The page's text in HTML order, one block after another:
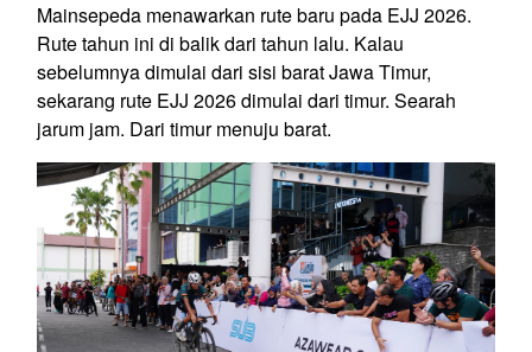
Mainsepeda menawarkan rute baru pada EJJ 2026.
Rute tahun ini di balik dari tahun lalu. Kalau
sebelumnya dimulai dari sisi barat Jawa Timur,
sekarang rute EJJ 2026 dimulai dari timur. Searah
jarum jam. Dari timur menuju barat.